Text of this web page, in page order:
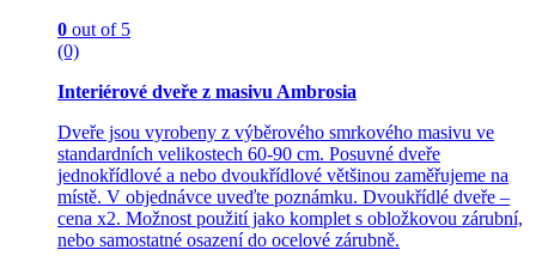
0 out of 5
(0)
Interiérové dveře z masivu Ambrosia
Dveře jsou vyrobeny z výběrového smrkového masivu ve
standardních velikostech 60-90 cm. Posuvné dveře
jednokřídlové a nebo dvoukřídlové většinou zaměřujeme na
místě. V objednávce uveďte poznámku. Dvoukřídlé dveře –
cena x2. Možnost použití jako komplet s obložkovou zárubní,
nebo samostatné osazení do ocelové zárubně.